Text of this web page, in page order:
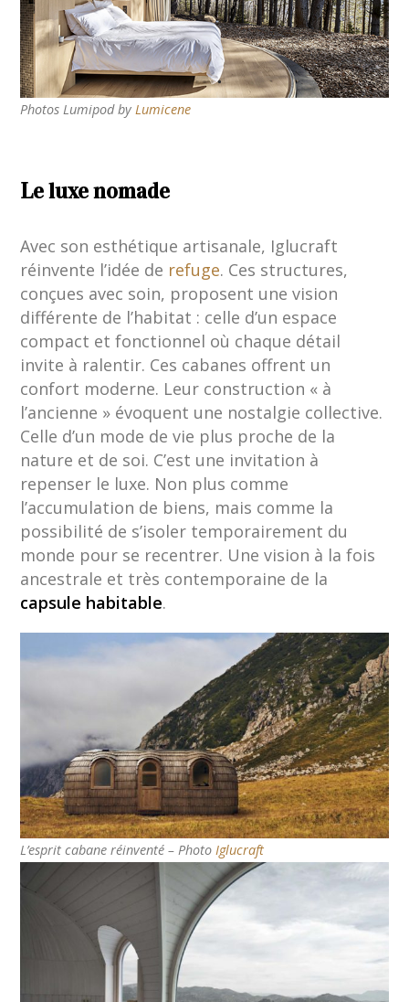
Photos Lumipod byLumicene
Le luxe nomade
Avec son esthétique artisanale, Iglucraft
réinvente l’idée de refuge. Ces structures,
conçues avec soin, proposent une vision
différente de l’habitat : celle d’un espace
compact et fonctionnel où chaque détail
invite à ralentir. Ces cabanes offrent un
confort moderne. Leur construction « à
l’ancienne » évoquent une nostalgie collective.
Celle d’un mode de vie plus proche de la
nature et de soi. C’est une invitation à
repenser le luxe. Non plus comme
l’accumulation de biens, mais comme la
possibilité de s’isoler temporairement du
monde pour se recentrer. Une vision à la fois
ancestrale et très contemporaine de la
capsule habitable.
L’esprit cabane réinventé – Photo Iglucraft